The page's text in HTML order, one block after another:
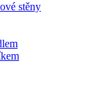
stěny